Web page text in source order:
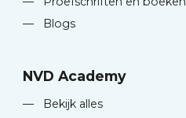
—
Blogs
NVD Academy
—
Bekijk alles